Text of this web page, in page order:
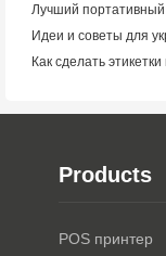
Идеи и советы для
Products
POS принтер